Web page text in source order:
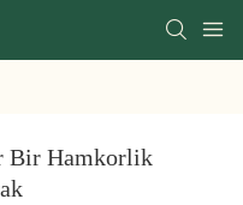
Bir Hamkorlik